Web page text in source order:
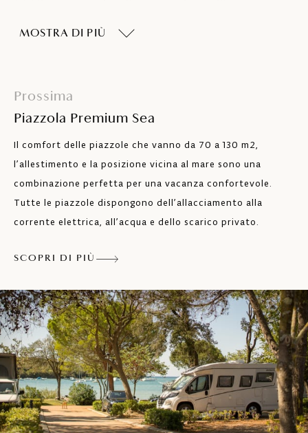
Parzialmente adatta per roulotte >5,5 m
MOSTRA DI PIÙ
Prossima
Piazzola Premium Sea
Il comfort delle piazzole che vanno da 70 a 130 m2,
l’allestimento e la posizione vicina al mare sono una
combinazione perfetta per una vacanza confortevole.
Tutte le piazzole dispongono dell’allacciamento alla
corrente elettrica, all’acqua e dello scarico privato.
SCOPRI DI PIÙ